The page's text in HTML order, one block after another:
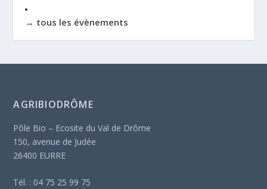
→ tous les évènements
AGRIBIODRÔME
Pôle Bio – Ecosite du Val de Drôme
150, avenue de Judée
26400 EURRE
Tél. : 04 75 25 99 75